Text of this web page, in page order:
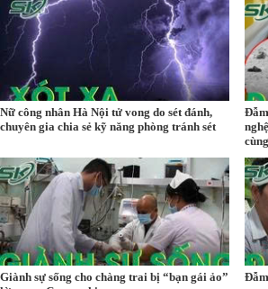
Nữ công nhân Hà Nội tử vong do sét đánh,
chuyên gia chia sẻ kỹ năng phòng tránh sét
Giành sự sống cho chàng trai bị “bạn gái ảo”